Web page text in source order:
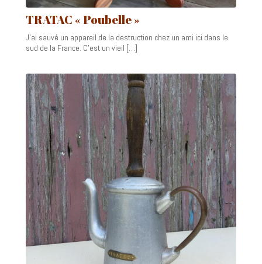
TRATAC « Poubelle »
J’ai sauvé un appareil de la destruction chez un ami ici dans le
sud de la France. C’est un vieil […]